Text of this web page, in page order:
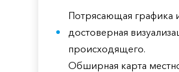
Потрясающая графика
достоверная
происходящего.
Обширная карта